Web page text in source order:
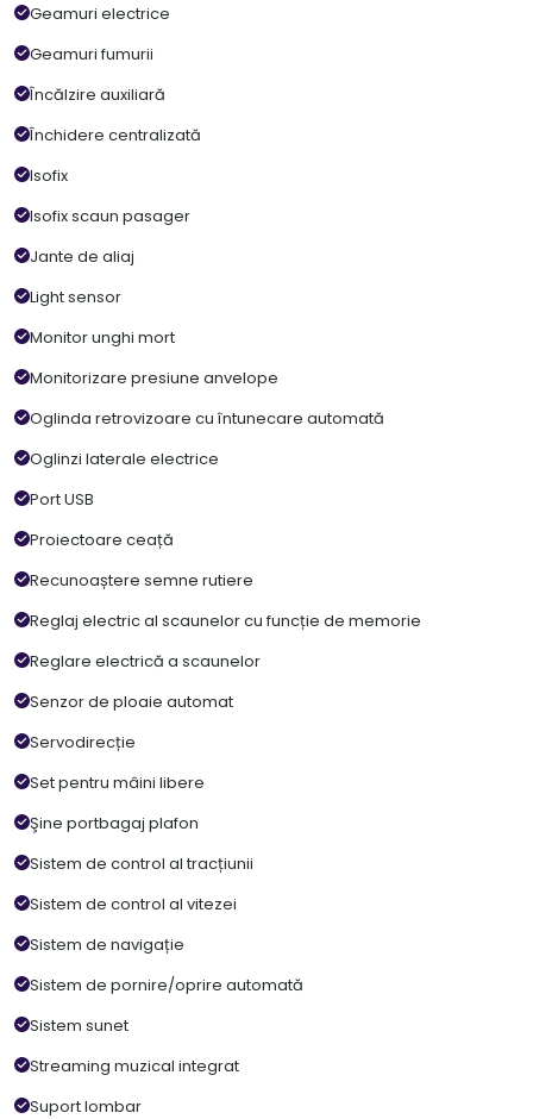
Geamuri electrice
Geamuri fumurii
Încălzire auxiliară
Închidere centralizată
Isofix
Isofix scaun pasager
Jante de aliaj
Light sensor
Monitor unghi mort
Monitorizare presiune anvelope
Oglinda retrovizoare cu întunecare automată
Oglinzi laterale electrice
Port USB
Proiectoare ceață
Recunoaștere semne rutiere
Reglaj electric al scaunelor cu funcție de memorie
Reglare electrică a scaunelor
Senzor de ploaie automat
Servodirecție
Set pentru mâini libere
Şine portbagaj plafon
Sistem de control al tracțiunii
Sistem de control al vitezei
Sistem de navigație
Sistem de pornire/oprire automată
Sistem sunet
Streaming muzical integrat
Suport lombar